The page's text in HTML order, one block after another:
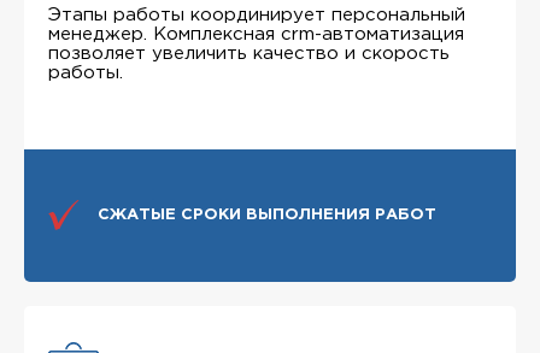
Этапы работы координирует персональный
менеджер. Комплексная crm-автоматизация
позволяет увеличить качество и скорость
работы.
СЖАТЫЕ СРОКИ ВЫПОЛНЕНИЯ РАБОТ